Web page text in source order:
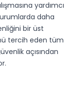
yardımcı
daha
bir üst
tercih eden tüm
açısından